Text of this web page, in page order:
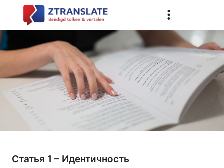
Статья 1 – Идентичность